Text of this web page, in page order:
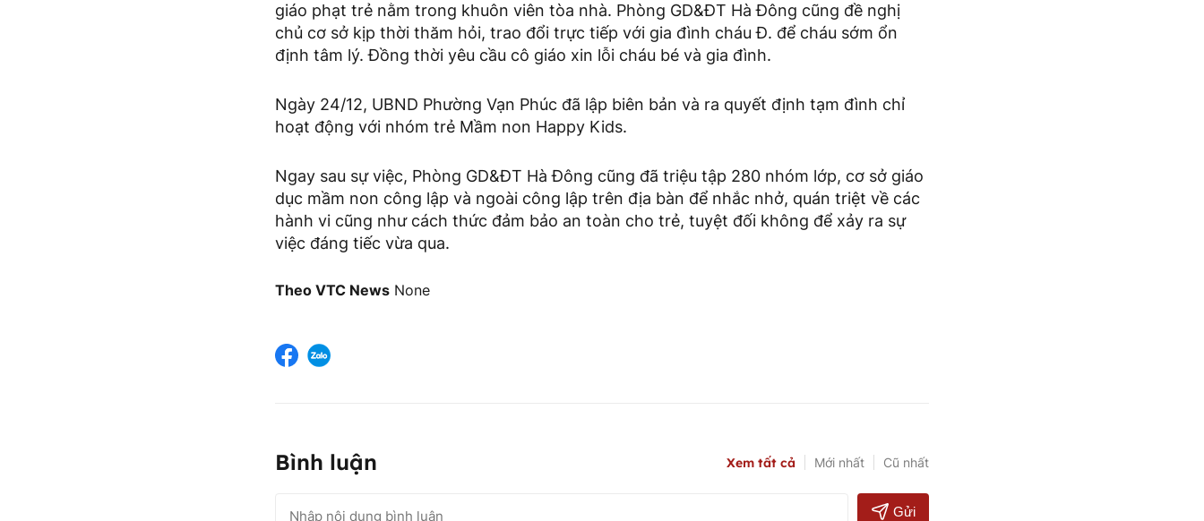
giáo phạt trẻ nằm trong khuôn viên tòa nhà. Phòng GD&ĐT Hà Đông cũng đề nghị
chủ cơ sở kịp thời thăm hỏi, trao đổi trực tiếp với gia đình cháu Đ. để cháu sớm ổn
định tâm lý. Đồng thời yêu cầu cô giáo xin lỗi cháu bé và gia đình.
Ngày 24/12, UBND Phường Vạn Phúc đã lập biên bản và ra quyết định tạm đình chỉ
hoạt động với nhóm trẻ Mầm non Happy Kids.
Ngay sau sự việc, Phòng GD&ĐT Hà Đông cũng đã triệu tập 280 nhóm lớp, cơ sở giáo
dục mầm non công lập và ngoài công lập trên địa bàn để nhắc nhở, quán triệt về các
hành vi cũng như cách thức đảm bảo an toàn cho trẻ, tuyệt đối không để xảy ra sự
việc đáng tiếc vừa qua.
Theo VTC News None
Bình luận Xem tất cả Mới nhất Cũ nhất
Gửi